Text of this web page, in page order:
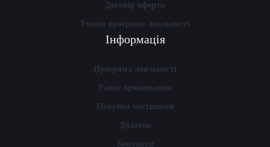
Договір оферти
Умови програми лояльності
Інформація
Програма лояльності
Раннє бронювання
Покупка частинами
Додаток
Контакти